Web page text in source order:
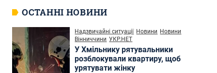
ОСТАННІ НОВИНИ
Надзвичайні ситуації Новини Новини
Вінниччини УКР.НЕТ
У Хмільнику рятувальники
розблокували квартиру, щоб
урятувати жінку